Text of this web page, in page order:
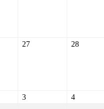
27 28
3 4